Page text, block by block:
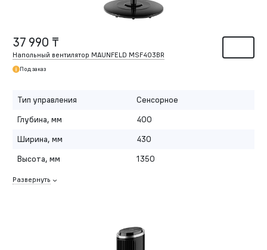
37 990 ₸
Напольный вентилятор MAUNFELD MSF403BR
Под заказ
Тип управления
Сенсорное
Глубина, мм
400
Ширина, мм
430
Высота, мм
1350
Развернуть